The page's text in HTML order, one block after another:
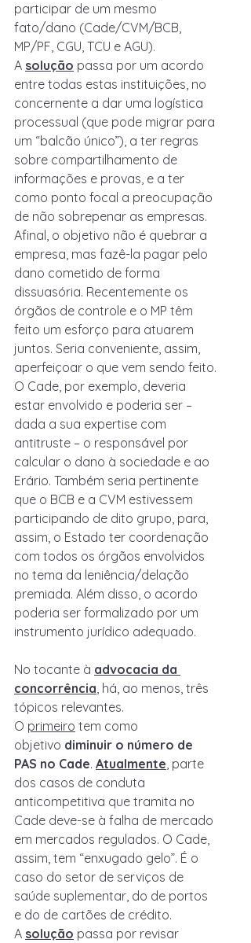
participar de um mesmo
fato/dano (Cade/CVM/BCB,
MP/PF, CGU, TCU e AGU).
A solução passa por um acordo
entre todas estas instituições, no
concernente a dar uma logística
processual (que pode migrar para
um “balcão único”), a ter regras
sobre compartilhamento de
informações e provas, e a ter
como ponto focal a preocupação
de não sobrepenar as empresas.
Afinal, o objetivo não é quebrar a
empresa, mas fazê-la pagar pelo
dano cometido de forma
dissuasória. Recentemente os
órgãos de controle e o MP têm
feito um esforço para atuarem
juntos. Seria conveniente, assim,
aperfeiçoar o que vem sendo feito.
O Cade, por exemplo, deveria
estar envolvido e poderia ser –
dada a sua expertise com
antitruste – o responsável por
calcular o dano à sociedade e ao
Erário. Também seria pertinente
que o BCB e a CVM estivessem
participando de dito grupo, para,
assim, o Estado ter coordenação
com todos os órgãos envolvidos
no tema da leniência/delação
premiada. Além disso, o acordo
poderia ser formalizado por um
instrumento jurídico adequado.
No tocante à advocacia da
concorrência, há, ao menos, três
tópicos relevantes.
O primeiro tem como
objetivo diminuir o número de
PAS no Cade. Atualmente, parte
dos casos de conduta
anticompetitiva que tramita no
Cade deve-se à falha de mercado
em mercados regulados. O Cade,
assim, tem “enxugado gelo”. É o
caso do setor de serviços de
saúde suplementar, do de portos
e do de cartões de crédito.
A solução passa por revisar